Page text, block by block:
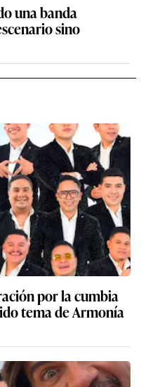
una banda
sino
por la cumbia
tema de Armonía